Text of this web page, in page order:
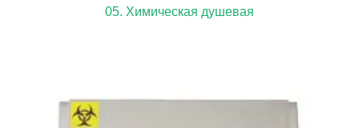
05. Химическая душевая